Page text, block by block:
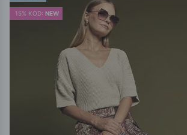
15% KOD: NEW